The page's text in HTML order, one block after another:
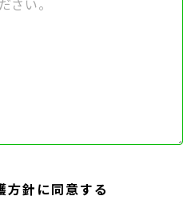
方針に同意する